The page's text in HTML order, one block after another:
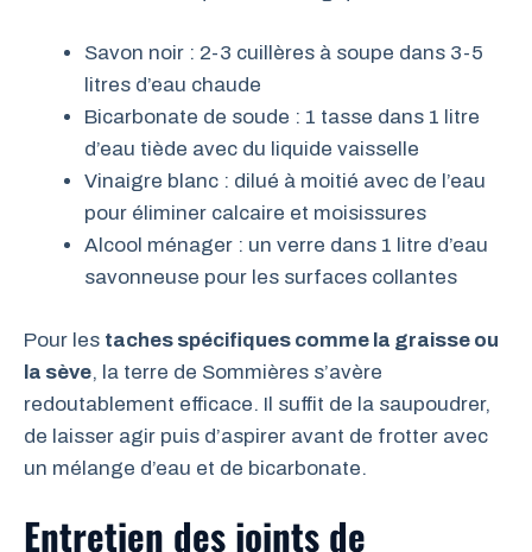
Savon noir : 2-3 cuillères à soupe dans 3-5
litres d’eau chaude
Bicarbonate de soude : 1 tasse dans 1 litre
d’eau tiède avec du liquide vaisselle
Vinaigre blanc : dilué à moitié avec de l’eau
pour éliminer calcaire et moisissures
Alcool ménager : un verre dans 1 litre d’eau
savonneuse pour les surfaces collantes
Pour les taches spécifiques comme la graisse ou
la sève, la terre de Sommières s’avère
redoutablement efficace. Il suffit de la saupoudrer,
de laisser agir puis d’aspirer avant de frotter avec
un mélange d’eau et de bicarbonate.
Entretien des joints de